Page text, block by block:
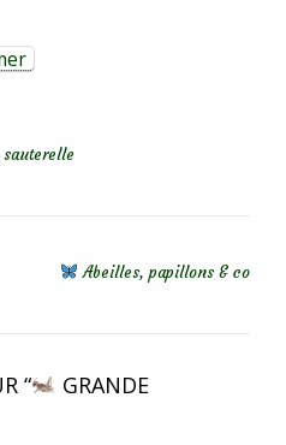
sauterelle
Abeilles, papillons & co
“
GRANDE